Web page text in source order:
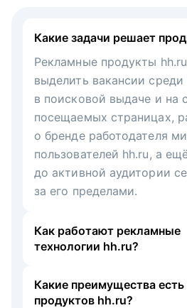
Какие задачи решает
Рекламные продукты
выделить вакансии среди
в поисковой выдаче и на
посещаемых страницах,
о бренде работодателя
пользователей hh.ru, а
до активной аудитории
за его пределами.
Как работают рекламные
технологии hh.ru?
Какие преимущества
продуктов hh.ru?